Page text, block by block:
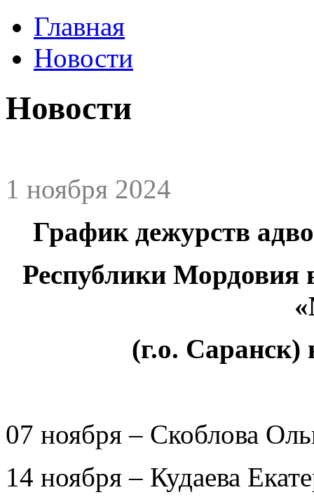
Главная
Новости
Новости
1 ноября 2024
График дежурств
Республики
(г.о. Саранск)
07 ноября – Скоблова
14 ноября – Кудаева